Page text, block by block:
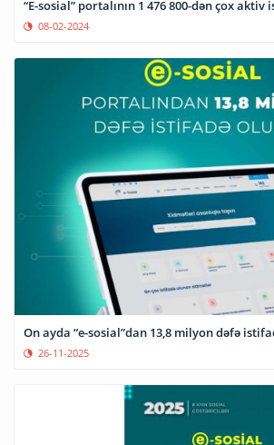
“E-sosial” portalının 1 476 800-dən çox
08-02-2024
On ayda “e-sosial”dan 13,8 milyon dəfə
26-11-2025